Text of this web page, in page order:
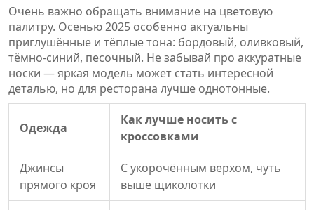
Очень важно обращать внимание на цветовую
палитру. Осенью 2025 особенно актуальны
приглушённые и тёплые тона: бордовый, оливковый,
тёмно-синий, песочный. Не забывай про аккуратные
носки — яркая модель может стать интересной
деталью, но для ресторана лучше однотонные.
Одежда
Как лучше носить с
кроссовками
Джинсы
прямого кроя
С укорочённым верхом, чуть
выше щиколотки